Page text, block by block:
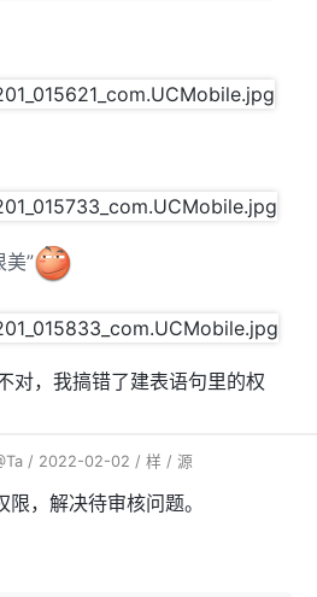
美”
对，我搞错了建表语句里的权
/ 2022-02-02 / 样 / 源
，解决待审核问题。